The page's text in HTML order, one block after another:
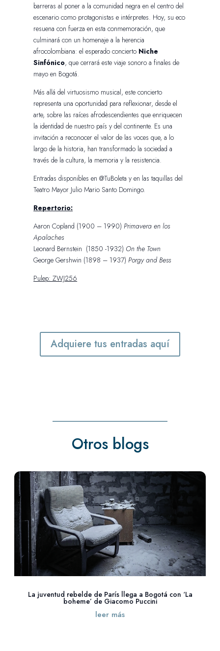
barreras al poner a la comunidad negra en el centro del
escenario como protagonistas e intérpretes. Hoy, su eco
resuena con fuerza en esta conmemoración, que
culminará con un homenaje a la herencia
afrocolombiana: el esperado concierto Niche
Sinfónico, que cerrará este viaje sonoro a finales de
mayo en Bogotá.
Más allá del virtuosismo musical, este concierto
representa una oportunidad para reflexionar, desde el
arte, sobre las raíces afrodescendientes que enriquecen
la identidad de nuestro país y del continente. Es una
invitación a reconocer el valor de las voces que, a lo
largo de la historia, han transformado la sociedad a
través de la cultura, la memoria y la resistencia.
Entradas disponibles en @TuBoleta y en las taquillas del
Teatro Mayor Julio Mario Santo Domingo.
Repertorio:
Aaron Copland (1900 – 1990)Primavera en los
Apalaches
Leonard Bernstein (1850 -1932) On the Town
George Gershwin (1898 – 1937)Porgy and Bess
Pulep: ZWJ256
Adquiere tus entradas aquí
Otros blogs
La juventud rebelde de París llega a Bogotá con ‘La
boheme’ de Giacomo Puccini
leer más